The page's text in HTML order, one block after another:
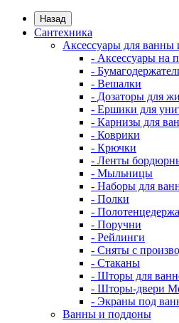
Назад
Сантехника
Аксессуары для ванны
- Аксессуары на
-
- Вешалки
- Дозаторы для
- Ершики для
- Карнизы для
- Коврики
- Крючки
- Ленты
- Мыльницы
- Наборы для
- Полки
-
- Поручни
- Рейлинги
- Сняты с
- Стаканы
- Шторы для
- Шторы-двери
- Экраны под
Ванны и поддоны